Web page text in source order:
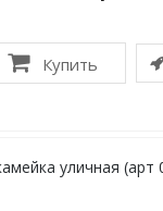
Купить